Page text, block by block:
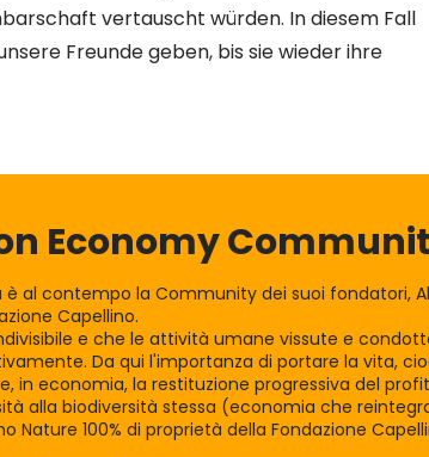
vertauscht würden. In diesem Fall
Freunde geben, bis sie wieder ihre
Economy
al contempo la Community dei suoi fondatori,
Capellino.
e che le attività umane vissute e
Da qui l'importanza di portare la vita,
in economia, la restituzione progressiva del
alla biodiversità stessa (economia che
100% di proprietà della Fondazione